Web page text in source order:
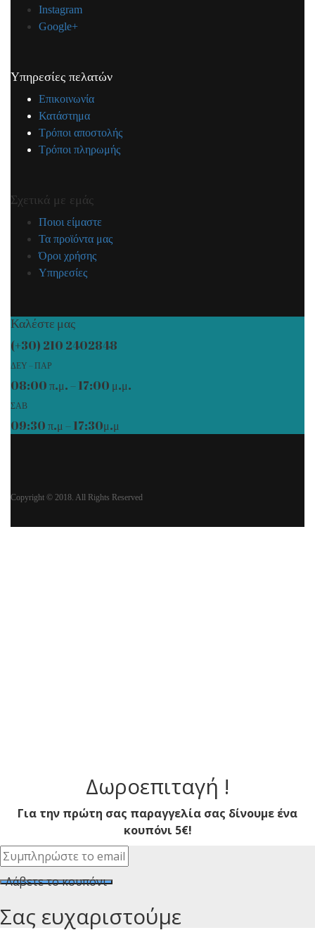
Instagram
Google+
Υπηρεσίες πελατών
Επικοινωνία
Κατάστημα
Τρόποι αποστολής
Τρόποι πληρωμής
Σχετικά με εμάς
Ποιοι είμαστε
Τα προϊόντα μας
Όροι χρήσης
Υπηρεσίες
Καλέστε μας
(+30) 210 2402848
ΔΕΥ – ΠΑΡ
08:00 π.μ. – 17:00 μ.μ.
ΣΑΒ
09:30 π.μ – 17:30μ.μ
Copyright © 2018. All Rights Reserved
Δωροεπιταγή !
Για την πρώτη σας παραγγελία σας δίνουμε ένα
κουπόνι 5€!
Λάβετε το κουπόνι
Σας ευχαριστούμε